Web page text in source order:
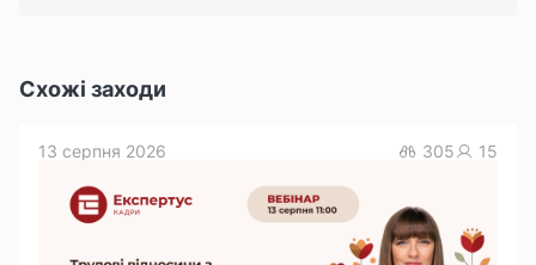
Схожі заходи
13 серпня 2026 305 15